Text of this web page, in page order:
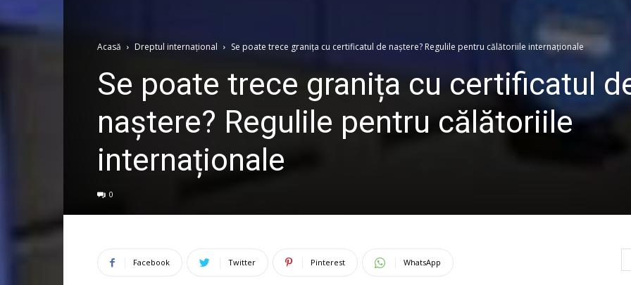
Acasă Dreptul internațional Se poate trece granița cu certificatul de naștere? Regulile pentru călătoriile internaționale
Se poate trece granița cu certificatul
naștere? Regulile pentru călătoriile
internaționale
0
Facebook Twitter Pinterest WhatsApp